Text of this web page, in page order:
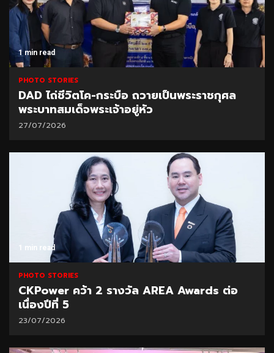
1 min read
PHOTO STORIES
DAD ไถ่ชีวิตโค-กระบือ ถวายเป็นพระราชกุศล
พระบาทสมเด็จพระเจ้าอยู่หัว
27/07/2026
1 min read
PHOTO STORIES
CKPower คว้า 2 รางวัล AREA Awards ต่อ
เนื่องปีที่ 5
23/07/2026